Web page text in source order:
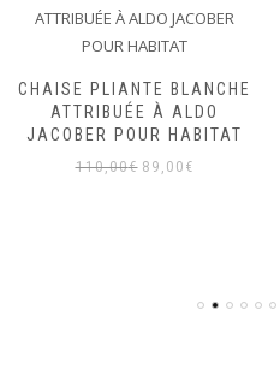
CHAISE PLIANTE BLANCHE
ATTRIBUÉE À ALDO
JACOBER POUR HABITAT
110,00€ Le
89,00 €